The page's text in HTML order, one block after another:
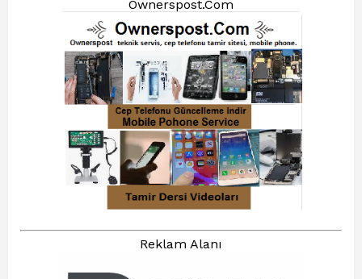
Ownerspost.Com
Reklam Alanı